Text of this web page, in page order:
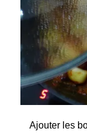
Ajouter les